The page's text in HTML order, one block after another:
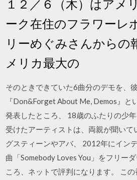
１２／６（木）はアメ
ーク在住のフラワーレ
リーめぐみさんからの
メリカ最大の
そのときできていた6曲分のデモを、
『Don&Forget About Me, Demos』と
発表したところ、 18歳のふたりの少
受けたアーティストは、両親が聞いて
グスティーンやアバ、 2012年にイン
曲「Somebody Loves You」をフリー
ころ、ネットで評判になります。 こ